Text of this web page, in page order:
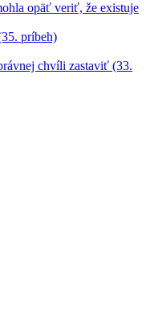
opäť veriť, že existuje
príbeh)
chvíli zastaviť (33.